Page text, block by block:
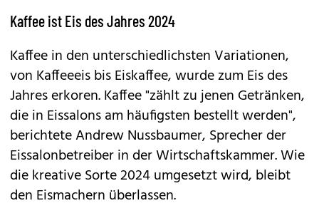
Kaffee ist Eis des Jahres 2024
Kaffee in den unterschiedlichsten Variationen,
von Kaffeeeis bis Eiskaffee, wurde zum Eis des
Jahres erkoren. Kaffee "zählt zu jenen Getränken,
die in Eissalons am häufigsten bestellt werden",
berichtete Andrew Nussbaumer, Sprecher der
Eissalonbetreiber in der Wirtschaftskammer. Wie
die kreative Sorte 2024 umgesetzt wird, bleibt
den Eismachern überlassen.